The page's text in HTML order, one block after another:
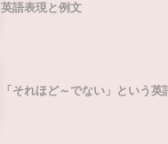
英語表現と例文
「それほど～でない」という